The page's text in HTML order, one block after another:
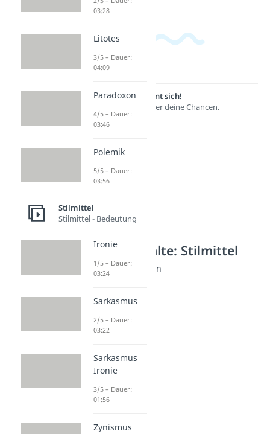
Lernen lohnt sich!
Entdecke hier deine Chancen.
Weitere Inhalte: Stilmittel
Stilmittel - Gedanken
Antithese
Dauer: 03:28
Litotes
Paradoxon
Dauer: 03:46
Dauer: 03:56
03:28
Litotes
3/5 – Dauer:
04:09
Paradoxon
4/5 – Dauer:
03:46
Polemik
5/5 – Dauer:
03:56
Stilmittel
Stilmittel - Bedeutung
Ironie
1/5 – Dauer:
03:24
Sarkasmus
2/5 – Dauer:
03:22
Sarkasmus
Ironie
3/5 – Dauer:
01:56
Zynismus